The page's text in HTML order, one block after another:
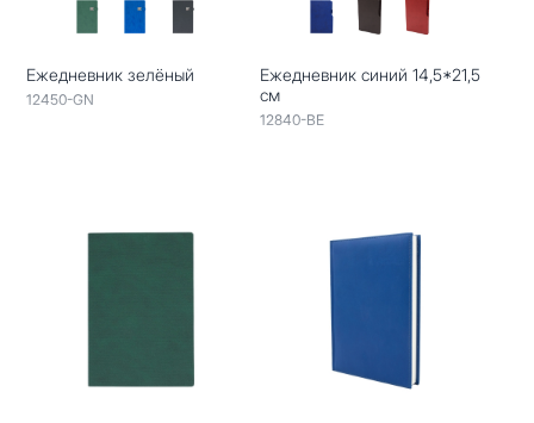
Ежедневник зелёный
12450-GN
Ежедневник синий 14,5*21,5
см
12840-BE